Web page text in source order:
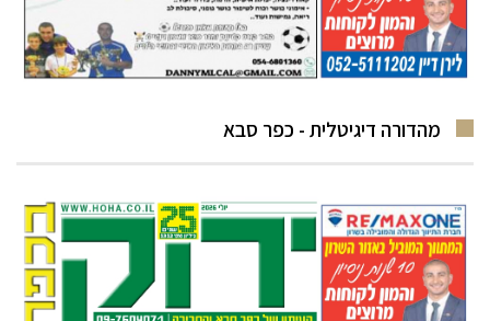
מהדורה דיגיטלית - כפר סבא